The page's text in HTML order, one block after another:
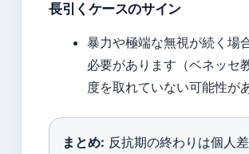
長引くケースのサイン
暴力や極端な無視が続く場
必要があります（ベネッセ
度を取れていない可能性が
まとめ: 反抗期の終わりは個人